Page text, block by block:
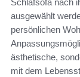
Schlafsofa nach
ausgewählt
persönlichen
ästhetische,
mit dem